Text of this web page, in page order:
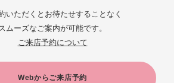
いただくとお待たせすることなく
スムーズなご案内が可能です。
ご来店予約について
Webからご来店予約